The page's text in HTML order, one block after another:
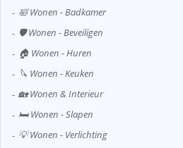
🛀 Wonen - Badkamer
🛡️ Wonen - Beveiligen
🏠 Wonen - Huren
🔪 Wonen - Keuken
🏡 Wonen & Interieur
🛏️ Wonen - Slapen
💡 Wonen - Verlichting